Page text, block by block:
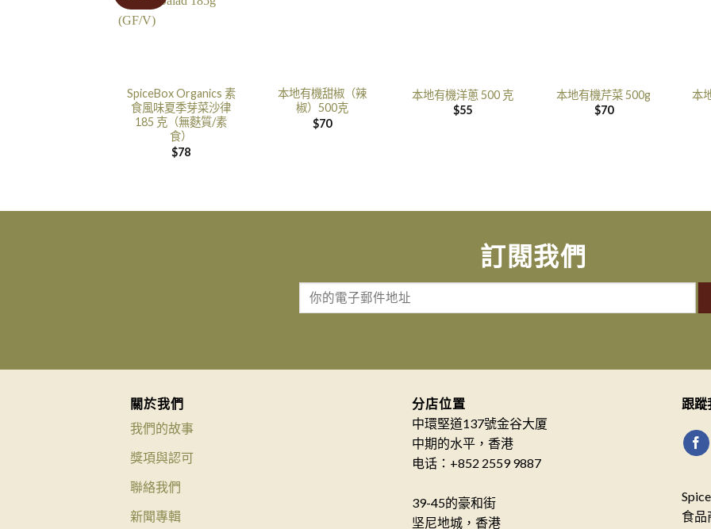
SpiceBox Organics 素
食風味夏季芽菜沙律
185 克（無麩質/素
食）
$78
本地有機甜椒（辣
椒）500克
$70
本地有機洋蔥 500 克
$55
本地有機芹菜 500g
$70
本
訂閱我們
關於我們
我們的故事
獎項與認可
聯絡我們
新聞專輯
分店位置
中環堅道137號金谷大厦
中期的水平，香港
电话：+852 2559 9887
39-45的豪和街
坚尼地城，香港
跟蹤
食品